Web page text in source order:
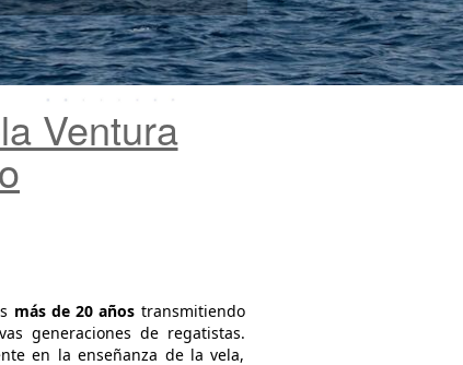
Ventura
más de 20 años transmitiendo
generaciones de regatistas.
en la enseñanza de la vela,